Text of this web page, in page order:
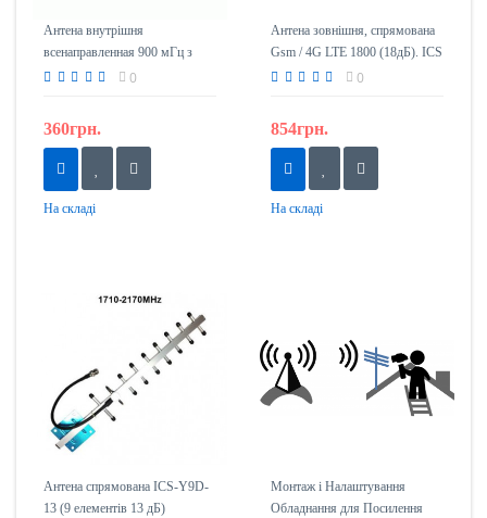
Антена внутрішня
всенаправленная 900 мГц з
роз'ємом N-тип 0
360грн.
На складі
Антена зовнішня, спрямована
Gsm / 4G LTE 1800 (18дБ). ICS
/ 18-1800
0
854грн.
На складі
Антена спрямована ICS-Y9D-
13 (9 елементів 13 дБ)
Монтаж і Налаштування
Обладнання для Посилення